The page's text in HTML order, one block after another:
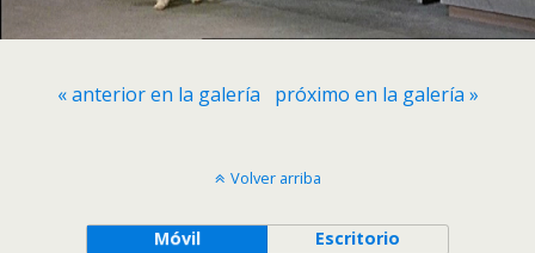
« anterior en la galería próximo en la galería »
Volver arriba
Móvil Escritorio